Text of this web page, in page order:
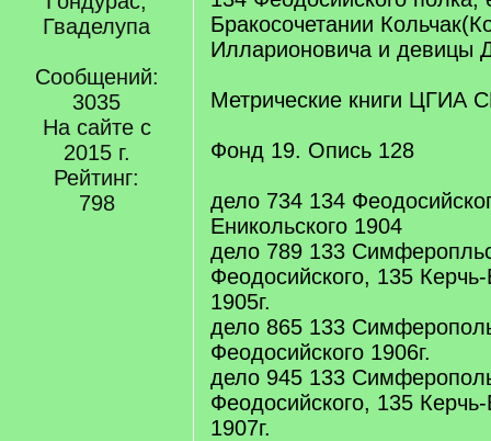
Гваделупа
Сообщений:
3035
На сайте с
2015 г.
Рейтинг:
798
Бракосочетании
Илларионовича и девицы
Метрические книги ЦГИА
Фонд 19. Опись 128
дело 734 134
Еникольского 1904
дело 789 133
Феодосийского, 135 Керчь-
1905г.
дело 865 133
Феодосийского 1906г.
дело 945 133
Феодосийского, 135 Керчь-
1907г.